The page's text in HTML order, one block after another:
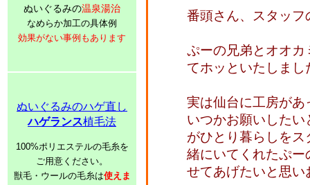
ぬいぐるみの温泉湯治
なめらか加工の具体例
効果がない事例もあります
ぬいぐるみのハゲ直し
ハゲランス植毛法
100%ポリエステルの毛糸を
ご用意ください。
獣毛・ウールの毛糸は使えま
番頭さん、スタッ
ぷーの兄弟とオオ
てホッといたしまし
実は仙台に工房が
いつかお願いした
がひとり暮らしを
緒にいてくれたぷ
せてあげたいと思